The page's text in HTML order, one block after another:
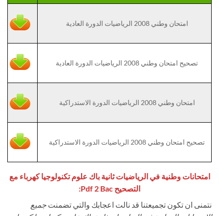
امتحان وطني 2008 الرياضيات الدورة العادية
تصحيح امتحان وطني 2008 الرياضيات الدورة العادية
امتحان وطني 2008 الرياضيات الدورة الاستدراكية
تصحيح امتحان وطني 2008 الرياضيات الدورة الاستدراكية
امتحانات وطنية في الرياضيات ثانية باك علوم تكنولوجيا كهرباء مع
التصحيح Pdf 2 Bac:
نتمنى ان تكون تجميعتنا قد نالت اعجابك والتي تضمنت جميع